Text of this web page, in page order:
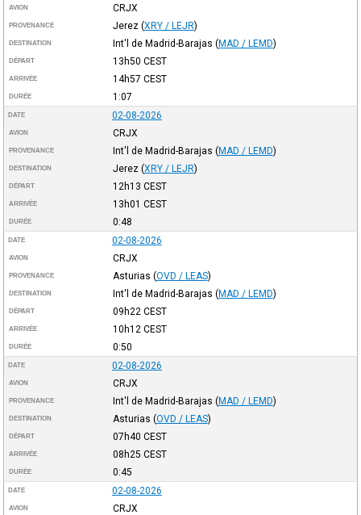
AVION CRJX
PROVENANCE Jerez (XRY / LEJR)
DESTINATION Int'l de Madrid-Barajas (MAD / LEMD)
DÉPART 13h50 CEST
ARRIVÉE 14h57 CEST
DURÉE 1:07
DATE 02-08-2026
AVION CRJX
PROVENANCE Int'l de Madrid-Barajas (MAD / LEMD)
DESTINATION Jerez (XRY / LEJR)
DÉPART 12h13 CEST
ARRIVÉE 13h01 CEST
DURÉE 0:48
DATE 02-08-2026
AVION CRJX
PROVENANCE Asturias (OVD / LEAS)
DESTINATION Int'l de Madrid-Barajas (MAD / LEMD)
DÉPART 09h22 CEST
ARRIVÉE 10h12 CEST
DURÉE 0:50
DATE 02-08-2026
AVION CRJX
PROVENANCE Int'l de Madrid-Barajas (MAD / LEMD)
DESTINATION Asturias (OVD / LEAS)
DÉPART 07h40 CEST
ARRIVÉE 08h25 CEST
DURÉE 0:45
DATE 02-08-2026
AVION CRJX